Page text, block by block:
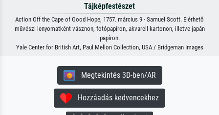
Tájképfestészet
Action Off the Cape of Good Hope, 1757. március 9 · Samuel Scott. Elérhető
művészi lenyomatként vásznon, fotópapíron, akvarell kartonon, illetve japán
papíron.
Yale Center for British Art, Paul Mellon Collection, USA / Bridgeman Images
Megtekintés 3D-ben/AR
Hozzáadás kedvencekhez